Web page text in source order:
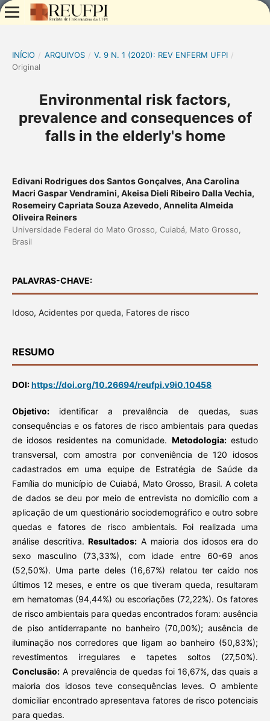
INÍCIO / ARQUIVOS / V. 9 N. 1 (2020): REV ENFERM UFPI /
Original
Environmental risk factors,
prevalence and consequences of
falls in the elderly's home
Edivani Rodrigues dos Santos Gonçalves, Ana Carolina
Macri Gaspar Vendramini, Akeisa Dieli Ribeiro Dalla Vechia,
Rosemeiry Capriata Souza Azevedo, Annelita Almeida
Oliveira Reiners
Universidade Federal do Mato Grosso, Cuiabá, Mato Grosso,
Brasil
PALAVRAS-CHAVE:
Idoso, Acidentes por queda, Fatores de risco
RESUMO
DOI:https://doi.org/10.26694/reufpi.v9i0.10458
Objetivo:identificar a prevalência de quedas, suas
consequências e os fatores de risco ambientais para quedas
de idosos residentes na comunidade. Metodologia:estudo
transversal, com amostra por conveniência de 120 idosos
cadastrados em uma equipe de Estratégia de Saúde da
Família do município de Cuiabá, Mato Grosso, Brasil. A coleta
de dados se deu por meio de entrevista no domicílio com a
aplicação de um questionário sociodemográfico e outro sobre
quedas e fatores de risco ambientais. Foi realizada uma
análise descritiva.Resultados: A maioria dos idosos era do
sexo masculino (73,33%), com idade entre 60-69 anos
(52,50%). Uma parte deles (16,67%) relatou ter caído nos
últimos 12 meses, e entre os que tiveram queda, resultaram
em hematomas (94,44%) ou escoriações (72,22%). Os fatores
de risco ambientais para quedas encontrados foram: ausência
de piso antiderrapante no banheiro (70,00%); ausência de
iluminação nos corredores que ligam ao banheiro (50,83%);
revestimentos irregulares e tapetes soltos (27,50%).
Conclusão:A prevalência de quedas foi 16,67%, das quais a
maioria dos idosos teve consequências leves. O ambiente
domiciliar encontrado apresentava fatores de risco potenciais
para quedas.